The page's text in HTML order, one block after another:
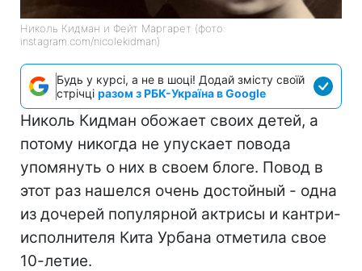
Николь Кидман и Фейт Маргарет (фото:
instagram.com/nicolekidman)
Будь у курсі, а не в шоці! Додай змісту своїй
стрічці разом з РБК-Україна в Google
Николь Кидман обожает своих детей, а
потому никогда не упускает повода
упомянуть о них в своем блоге. Повод в
этот раз нашелся очень достойный - одна
из дочерей популярной актрисы и кантри-
исполнителя Кита Урбана отметила свое
10-летие.